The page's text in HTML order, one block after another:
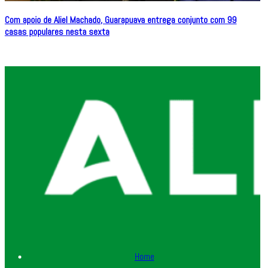
Com apoio de Aliel Machado, Guarapuava entrega conjunto com 99
casas populares nesta sexta
Home